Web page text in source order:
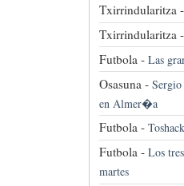
Txirrindularitza -
Txirrindularitza -
Futbola - Las
Osasuna -
en Almer�a
Futbola -
Futbola - Los
martes